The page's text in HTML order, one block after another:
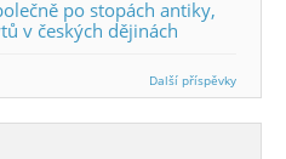
po stopách antiky,
v českých dějinách
Další příspěvky